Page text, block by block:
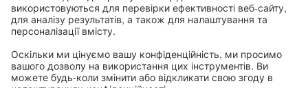
Конфіденційність і доступність
Налаштування конфіденційності
Доступність